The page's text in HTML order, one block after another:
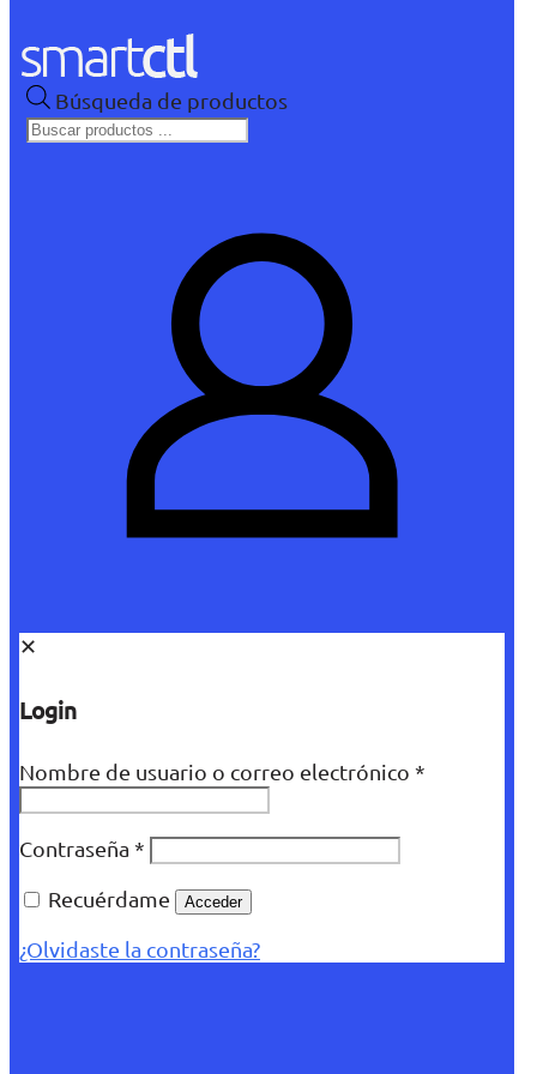
Búsqueda de productos
✕
Login
Nombre de usuario o correo electrónico *
Contraseña *
Recuérdame
Acceder
¿Olvidaste la contraseña?